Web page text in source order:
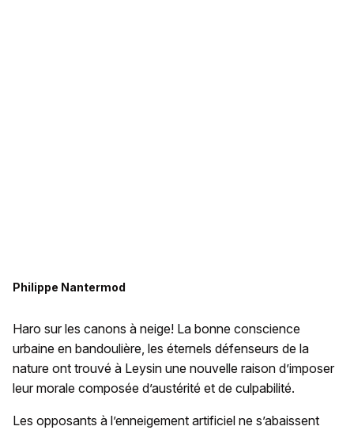
Philippe Nantermod
Haro sur les canons à neige! La bonne conscience
urbaine en bandoulière, les éternels défenseurs de la
nature ont trouvé à Leysin une nouvelle raison d’imposer
leur morale composée d’austérité et de culpabilité.
Les opposants à l’enneigement artificiel ne s’abaissent